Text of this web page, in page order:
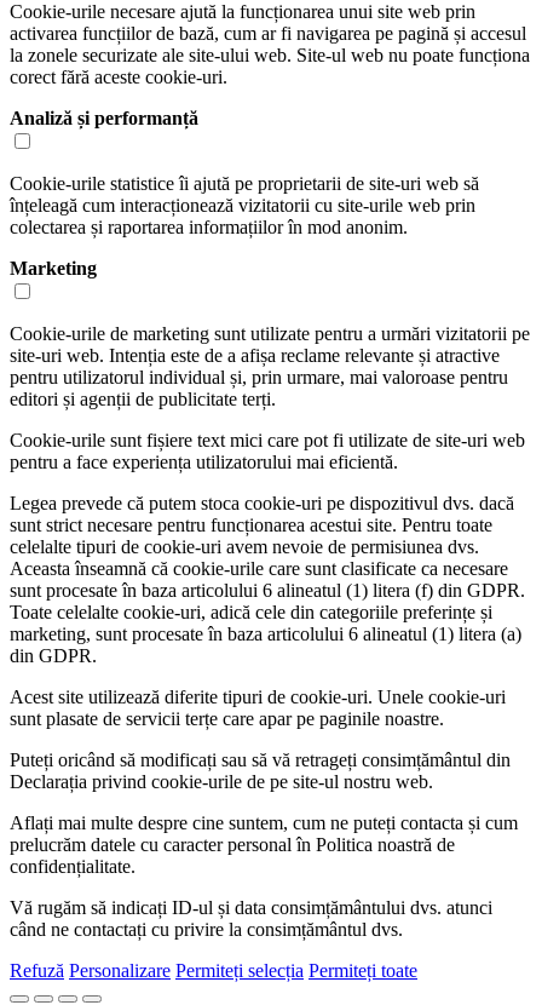
Cookie-urile necesare ajută la funcționarea unui site web prin
activarea funcțiilor de bază, cum ar fi navigarea pe pagină și accesul
la zonele securizate ale site-ului web. Site-ul web nu poate funcționa
corect fără aceste cookie-uri.
Analiză și performanță
Cookie-urile statistice îi ajută pe proprietarii de site-uri web să
înțeleagă cum interacționează vizitatorii cu site-urile web prin
colectarea și raportarea informațiilor în mod anonim.
Marketing
Cookie-urile de marketing sunt utilizate pentru a urmări vizitatorii pe
site-uri web. Intenția este de a afișa reclame relevante și atractive
pentru utilizatorul individual și, prin urmare, mai valoroase pentru
editori și agenții de publicitate terți.
Cookie-urile sunt fișiere text mici care pot fi utilizate de site-uri web
pentru a face experiența utilizatorului mai eficientă.
Legea prevede că putem stoca cookie-uri pe dispozitivul dvs. dacă
sunt strict necesare pentru funcționarea acestui site. Pentru toate
celelalte tipuri de cookie-uri avem nevoie de permisiunea dvs.
Aceasta înseamnă că cookie-urile care sunt clasificate ca necesare
sunt procesate în baza articolului 6 alineatul (1) litera (f) din GDPR.
Toate celelalte cookie-uri, adică cele din categoriile preferințe și
marketing, sunt procesate în baza articolului 6 alineatul (1) litera (a)
din GDPR.
Acest site utilizează diferite tipuri de cookie-uri. Unele cookie-uri
sunt plasate de servicii terțe care apar pe paginile noastre.
Puteți oricând să modificați sau să vă retrageți consimțământul din
Declarația privind cookie-urile de pe site-ul nostru web.
Aflați mai multe despre cine suntem, cum ne puteți contacta și cum
prelucrăm datele cu caracter personal în Politica noastră de
confidențialitate.
Vă rugăm să indicați ID-ul și data consimțământului dvs. atunci
când ne contactați cu privire la consimțământul dvs.
Refuză Personalizare Permiteți selecția Permiteți toate